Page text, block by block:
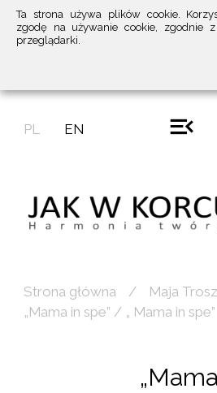
Ta strona używa plików cookie.
zgodę na używanie cookie, zgodnie
przeglądarki.
PL EN
Strona główna
Maja
„Mama in spe” / „ Mama in spe”